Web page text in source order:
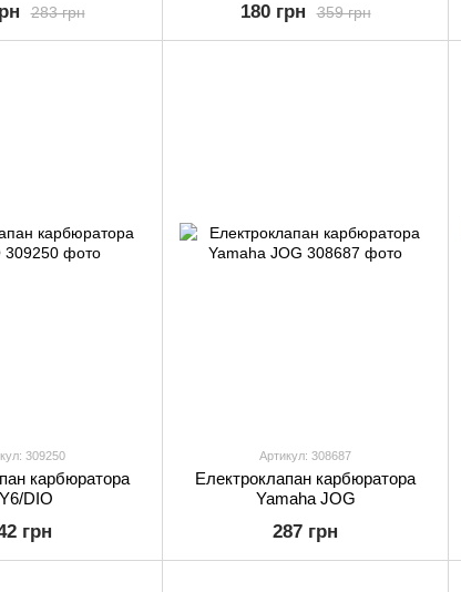
283 грн 359 грн
180 грн
309250
карбюратора
DIO
грн
Артикул: 308687
Електроклапан карбюратора
Yamaha JOG
287 грн